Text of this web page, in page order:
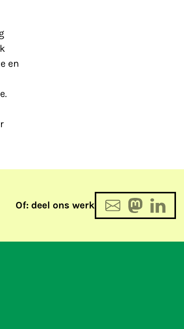
en
Of: deel ons werk